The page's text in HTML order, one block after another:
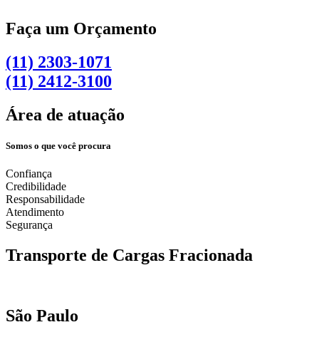
Faça um Orçamento
(11) 2303-1071
(11) 2412-3100
Área de atuação
Somos o que você procura
Confiança
Credibilidade
Responsabilidade
Atendimento
Segurança
Transporte de Cargas Fracionada
São Paulo